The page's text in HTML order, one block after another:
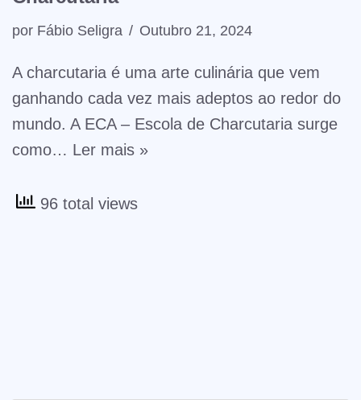
por Fábio Seligra Outubro 21, 2024
A charcutaria é uma arte culinária que vem
ganhando cada vez mais adeptos ao redor do
mundo. A ECA – Escola de Charcutaria surge
como… Ler mais »
96 total views